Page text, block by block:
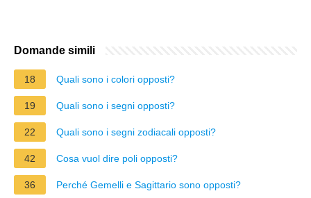
Domande simili
18 Quali sono i colori opposti?
19 Quali sono i segni opposti?
22 Quali sono i segni zodiacali opposti?
42 Cosa vuol dire poli opposti?
36 Perché Gemelli e Sagittario sono opposti?